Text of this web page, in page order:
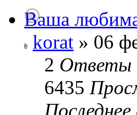
Ваша
korat » 06
2 Ответы
6435